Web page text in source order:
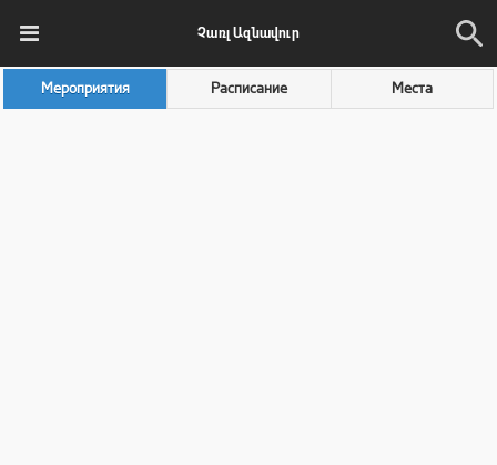
Չառլ Ազնավուր
Мероприятия Расписание Места